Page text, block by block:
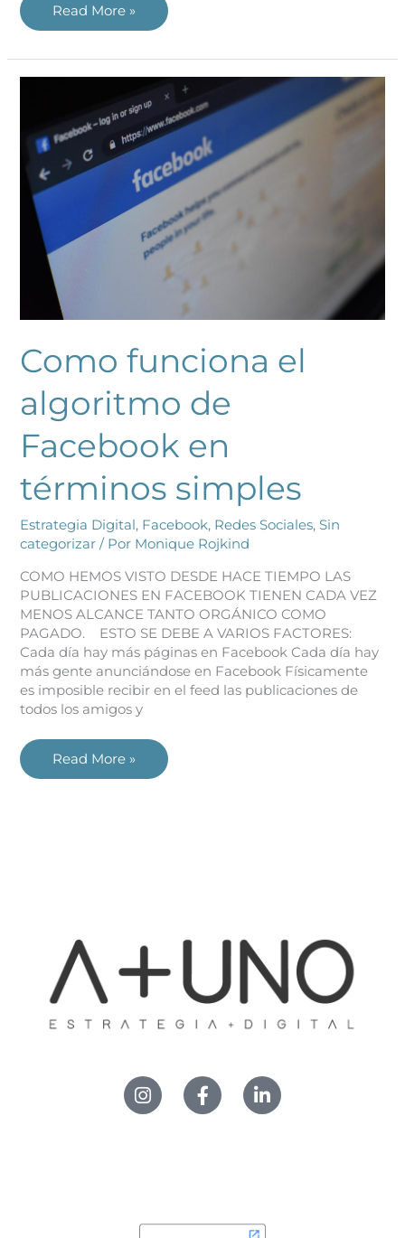
Read More »
Como funciona el
algoritmo de
Facebook en
términos simples
Estrategia Digital, Facebook, Redes Sociales, Sin
categorizar / Por Monique Rojkind
COMO HEMOS VISTO DESDE HACE TIEMPO LAS
PUBLICACIONES EN FACEBOOK TIENEN CADA VEZ
MENOS ALCANCE TANTO ORGÁNICO COMO
PAGADO. ESTO SE DEBE A VARIOS FACTORES:
Cada día hay más páginas en Facebook Cada día hay
más gente anunciándose en Facebook Físicamente
es imposible recibir en el feed las publicaciones de
todos los amigos y
algoritmo
de
Facebook
en
términos
simples
Read More »